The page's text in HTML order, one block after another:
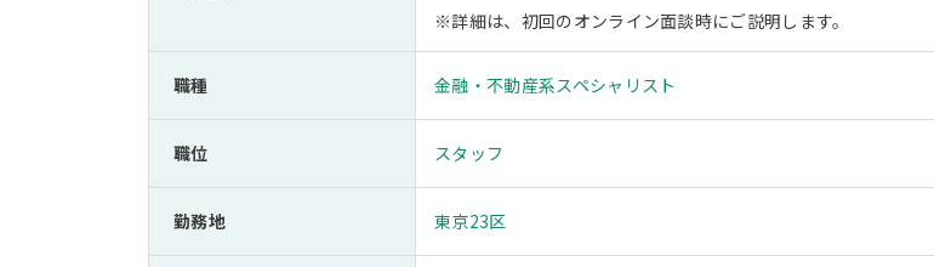
※詳細は、初回のオンライン面談時にご説明します。
職種 金融・不動産系スペシャリスト
職位 スタッフ
勤務地 東京23区